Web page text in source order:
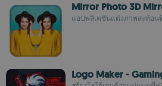
Mirror Photo 3D
แอปพลิเคชันแต่งภาพสะท้อน
Logo Maker -